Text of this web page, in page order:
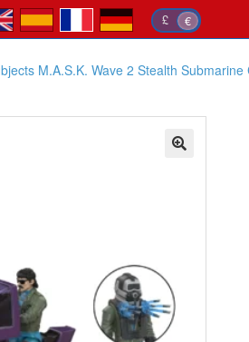
£ €
es de
M.A.S.K. Wave 2 Stealth